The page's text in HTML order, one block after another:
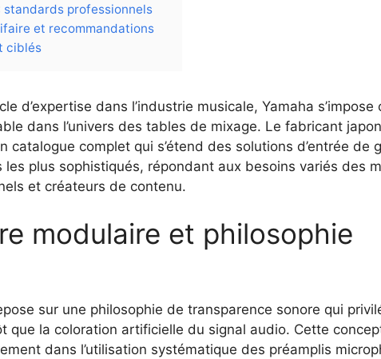
standards professionnels
et recommandations
ciblés
d’expertise dans l’industrie musicale, Yamaha s’impose
dans l’univers des tables de mixage. Le fabricant
catalogue complet qui s’étend des solutions d’entrée de
les plus sophistiqués, répondant aux besoins variés des
et créateurs de contenu.
modulaire et philosophie
sur une philosophie de transparence sonore qui
que la coloration artificielle du signal audio. Cette
dans l’utilisation systématique des préamplis